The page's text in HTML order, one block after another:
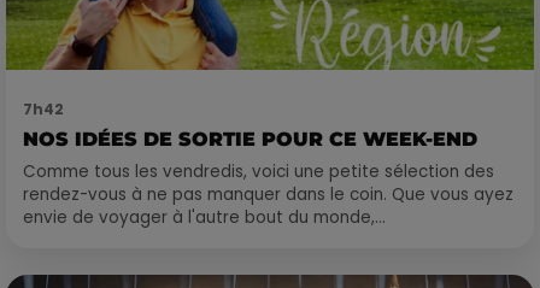
7h42
NOS IDÉES DE SORTIE POUR CE WEEK-END
Comme tous les vendredis, voici une petite sélection des
rendez-vous à ne pas manquer dans le coin. Que vous ayez
envie de voyager à l'autre bout du monde,...